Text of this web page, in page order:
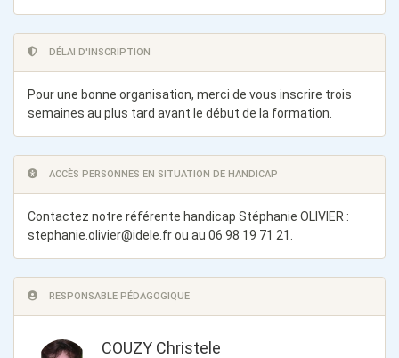
DÉLAI D'INSCRIPTION
Pour une bonne organisation, merci de vous inscrire trois
semaines au plus tard avant le début de la formation.
ACCÈS PERSONNES EN SITUATION DE HANDICAP
Contactez notre référente handicap Stéphanie OLIVIER :
stephanie.olivier@idele.frou au 06 98 19 71 21.
RESPONSABLE PÉDAGOGIQUE
COUZY Christele